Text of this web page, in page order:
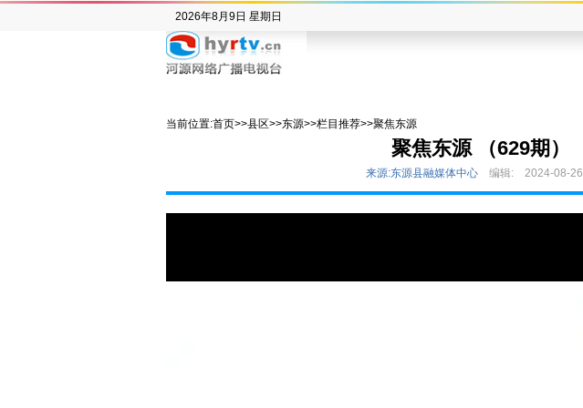
2026年8月9日 星期日
当前位置:首页>>县区>>东源>>栏目推荐>>聚焦东源
聚焦东源 （629期）
来源:东源县融媒体中心 编辑: 2024-08-26